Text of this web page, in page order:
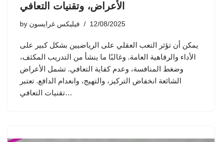
الأعراض، وتقنيات التعافي
by فيليكس غرايسون 12/08/2025
يمكن أن تؤثر التعب العقلي على الرياضيين بشكل كبير على
الأداء والرفاهية العامة. وغالبًا ما ينشأ من التدريب المكثف،
وضغط المنافسة، وعدم كفاية التعافي. تشمل الأعراض
الشائعة انخفاض التركيز، والتهيج، وانعدام الدافع. تعتبر
تقنيات التعافي…